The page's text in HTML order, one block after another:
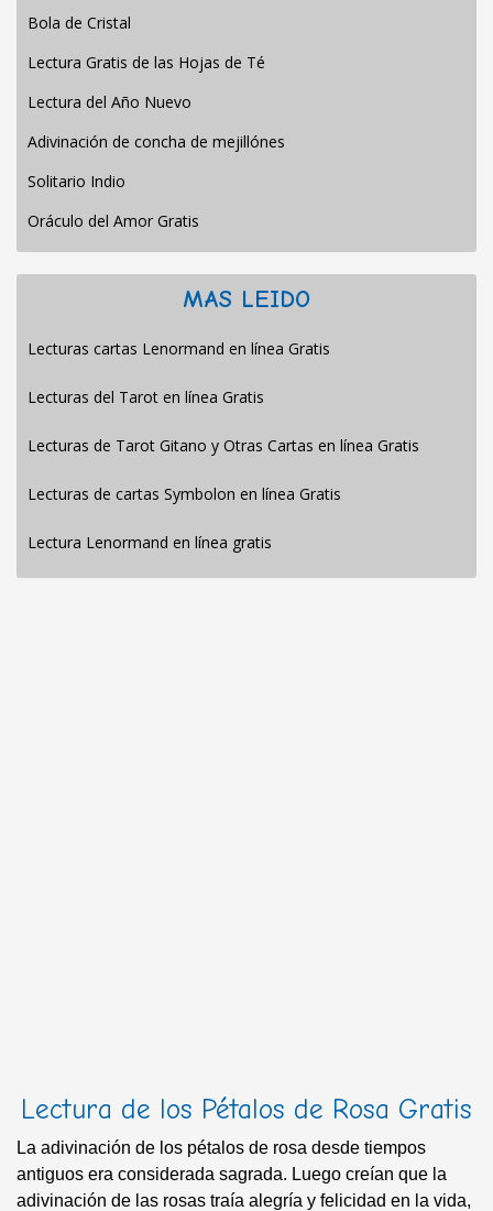
Bola de Cristal
Lectura Gratis de las Hojas de Té
Lectura del Año Nuevo
Adivinación de concha de mejillónes
Solitario Indio
Oráculo del Amor Gratis
MAS LEIDO
Lecturas cartas Lenormand en línea Gratis
Lecturas del Tarot en línea Gratis
Lecturas de Tarot Gitano y Otras Cartas en línea Gratis
Lecturas de cartas Symbolon en línea Gratis
Lectura Lenormand en línea gratis
Lectura de los Pétalos de Rosa Gratis
La adivinación de los pétalos de rosa desde tiempos
antiguos era considerada sagrada. Luego creían que la
adivinación de las rosas traía alegría y felicidad en la vida,